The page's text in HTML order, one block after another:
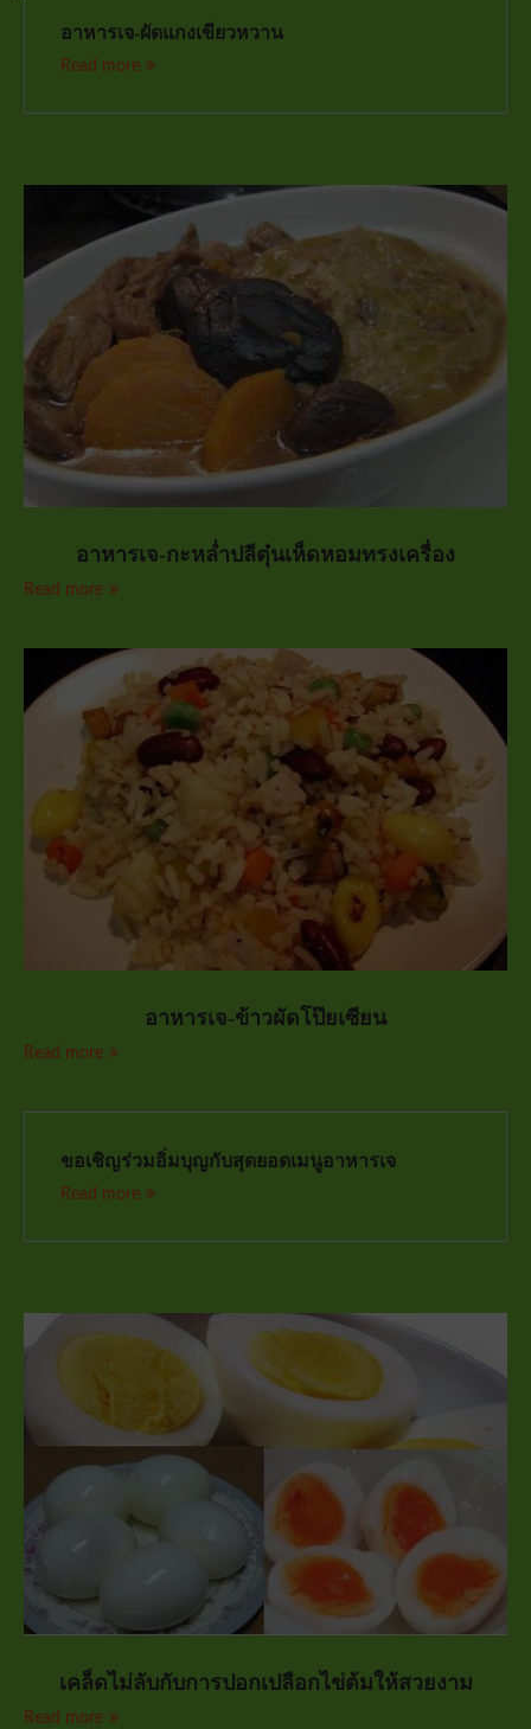
อาหารเจ-ผัดแกงเขียวหวาน
Read more
อาหารเจ-กะหล่ำปลีตุ๋นเห็ดหอมทรงเครื่อง
Read more
อาหารเจ-ข้าวผัดโป๊ยเซียน
Read more
ขอเชิญร่วมอิ่มบุญกับสุดยอดเมนูอาหารเจ
Read more
เคล็ดไม่ลับกับการปอกเปลือกไข่ต้มให้สวยงาม
Read more